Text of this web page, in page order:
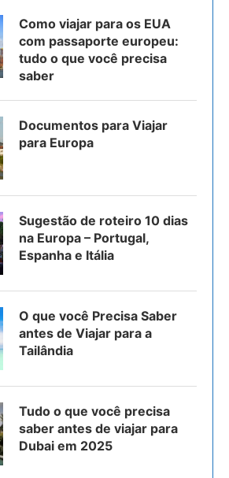
Como viajar para os EUA
com passaporte europeu:
tudo o que você precisa
saber
Documentos para Viajar
para Europa
Sugestão de roteiro 10 dias
na Europa – Portugal,
Espanha e Itália
O que você Precisa Saber
antes de Viajar para a
Tailândia
Tudo o que você precisa
saber antes de viajar para
Dubai em 2025